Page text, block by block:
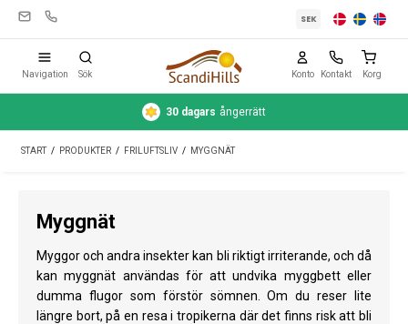
Tält
Rengöring & skötsel
Reseutrustning
Bil & släp
SEK
Navigation Sök Konto Kontakt Korg
30 dagars ångerrätt
START / PRODUKTER / FRILUFTSLIV / MYGGNÄT
Myggnät
Myggor och andra insekter kan bli riktigt irriterande, och då
kan myggnät användas för att undvika myggbett eller
dumma flugor som förstör sömnen. Om du reser lite
längre bort, på en resa i tropikerna där det finns risk att bli